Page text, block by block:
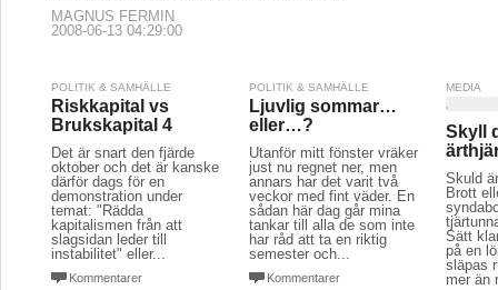
MAGNUS FERMIN
2008-06-13 04:29:00
POLITIK & SAMHÄLLE
Riskkapital vs
Brukskapital 4
Det är snart den fjärde
oktober och det är kanske
därför dags för en
demonstration under
temat: "Rädda
kapitalismen från att
slagsidan leder till
instabilitet" eller...
Kommentarer
POLITIK & SAMHÄLLE
Ljuvlig sommar…
eller…?
Utanför mitt fönster vräker
just nu regnet ner, men
annars har det varit två
veckor med fint väder. En
sådan här dag går mina
tankar till alla de som inte
har råd att ta en riktig
semester och...
Kommentarer
MEDIA
Skyll
Skuld
Brott
Sätt
på en
släpas
mer än